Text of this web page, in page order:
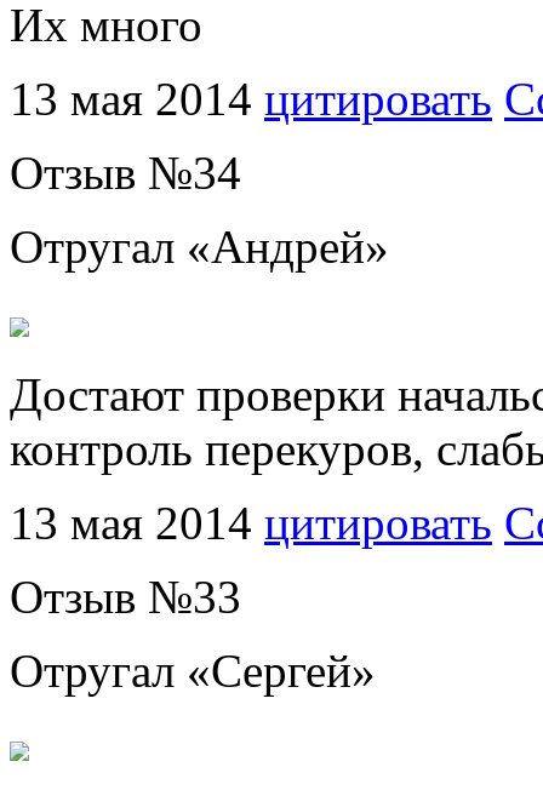
Их много
13 мая 2014 цитировать
Отзыв №34
Отругал «Андрей»
Достают проверки
контроль перекуров,
13 мая 2014 цитировать
Отзыв №33
Отругал «Сергей»